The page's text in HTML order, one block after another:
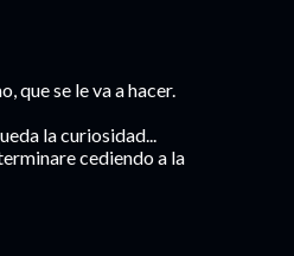
que se le va a hacer.
la curiosidad...
cediendo a la